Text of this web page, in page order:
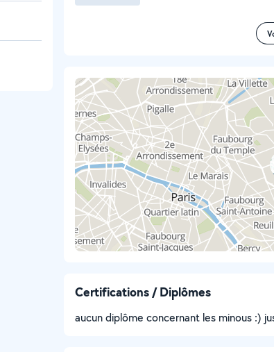
Certifications / Diplômes
aucun diplôme concernant les minous :)